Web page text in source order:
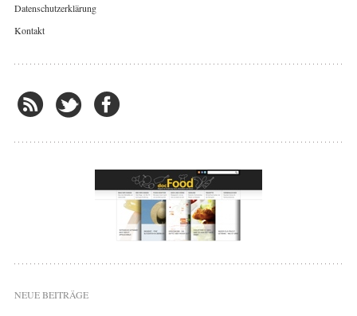
Datenschutzerklärung
Kontakt
NEUE BEITRÄGE